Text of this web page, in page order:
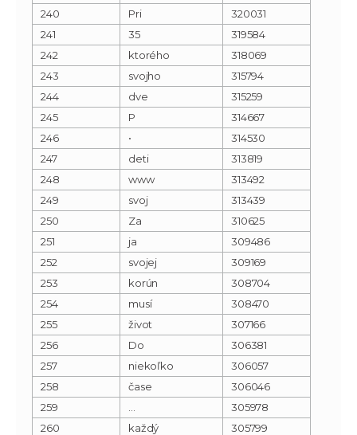
240
Pri
320031
241
35
319584
242
ktorého
318069
243
svojho
315794
244
dve
315259
245
P
314667
246
•
314530
247
deti
313819
248
www
313492
249
svoj
313439
250
Za
310625
251
ja
309486
252
svojej
309169
253
korún
308704
254
musí
308470
255
život
307166
256
Do
306381
257
niekoľko
306057
258
čase
306046
259
305978
260
každý
305799